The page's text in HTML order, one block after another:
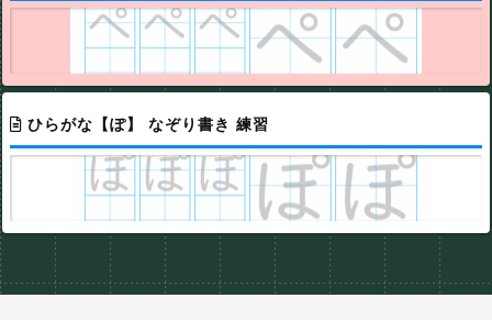
ひらがな【ぽ】 なぞり書き 練習